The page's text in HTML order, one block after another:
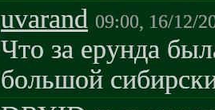
uvarand 09:00, 16/12/
Что за ерунда
большой